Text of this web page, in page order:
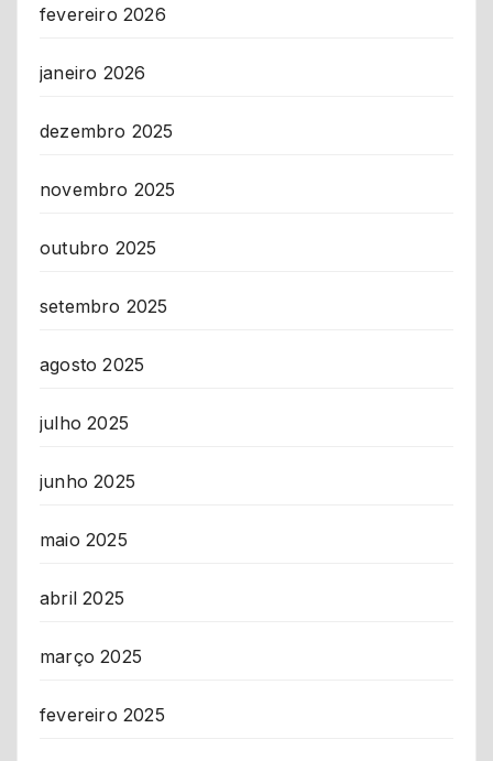
fevereiro 2026
janeiro 2026
dezembro 2025
novembro 2025
outubro 2025
setembro 2025
agosto 2025
julho 2025
junho 2025
maio 2025
abril 2025
março 2025
fevereiro 2025